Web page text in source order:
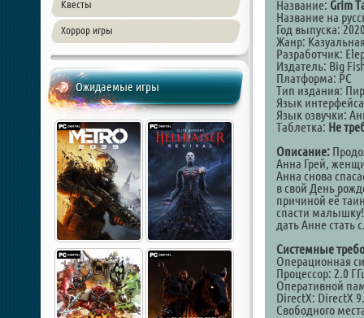
Квесты
Хоррор игры
Ожидаемые игры
Название: Grim
Название на
Год выпуска:
Жанр:
Разработчик:
Издатель: Big
Платформа: PC
Тип издания:
Язык
Язык озвучки:
Таблетка: Не
Описание:
Анна Грей,
Анна снова
в свой День
причиной её
спасти малышку!
дать Анне стать
Системные
Операционная
Процессор: 2.0
Оперативной
DirectX: DirectX
Свободного